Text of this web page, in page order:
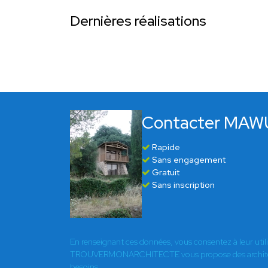
Dernières réalisations
Contacter
Rapide
Sans engagement
Gratuit
Sans inscription
En renseignant ces données, vous consentez à leur
TROUVERMONARCHITECTE vous propose des